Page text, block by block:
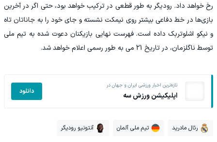
رخ خواهد داد. رودیگر به طور قطعی در ترکیب خواهد بود، حتی اگر در آخرین
بازی‌ها در خط دفاعی بیشتر روی نیمکت نشسته و جای خود را به جاناتان تاه
و نیکو اشلوتربک داده است. فهرست نهایی بازیکنان دعوت شده به تیم ملی
توسط ناگلزمان، در تاریخ 21 می به طور رسمی اعلام خواهد شد.
تازه‌ترین اخبار ورزشی ایران و جهان در
اپلیکیشن ورزش سه دانلود
رئال مادرید تیم ملی آلمان آنتونیو رودیگر